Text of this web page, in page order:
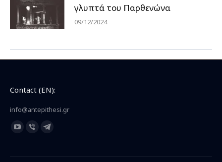
γλυπτά του Παρθενώνα
09/12/2024
Contact (EN):
info@antepithesi.gr
Find us on:
YouTube
opens
Viber
opens
Telegram
opens